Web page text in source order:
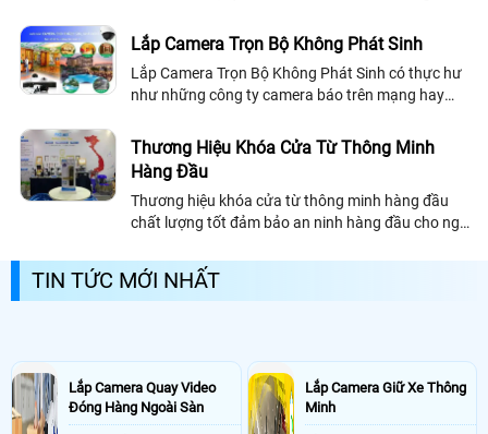
trị của doanh nghiệp, có những...
Lắp Camera Trọn Bộ Không Phát Sinh
Lắp Camera Trọn Bộ Không Phát Sinh có thực hư
như những công ty camera báo trên mạng hay
công ty không uy tín không báo giá trọn...
Thương Hiệu Khóa Cửa Từ Thông Minh
Hàng Đầu
Thương hiệu khóa cửa từ thông minh hàng đầu
chất lượng tốt đảm bảo an ninh hàng đầu cho ngôi
nên chọn những thương hiệu uy tín chuyên nghiêp
về khóa cửa từ mục đích an toàn bảo vệ tài sản
TIN TỨC MỚI NHẤT
Lắp Camera Quay Video
Đóng Hàng Ngoài Sàn
Lắp Camera Giữ Xe Thông
Minh